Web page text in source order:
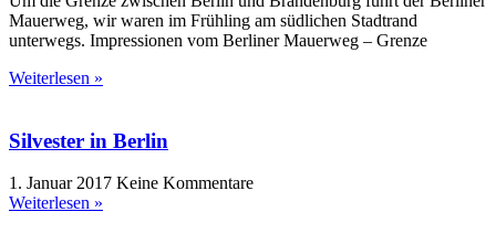
Mauerweg, wir waren im Frühling am südlichen Stadtrand
unterwegs. Impressionen vom Berliner Mauerweg – Grenze
Weiterlesen »
Silvester in Berlin
1. Januar 2017 Keine Kommentare
Weiterlesen »